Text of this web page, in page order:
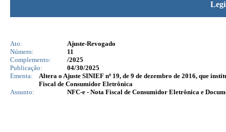
Ato:
Ajuste-Revogado
Número:
11
Complemento:
/2025
Publicação:
04/30/2025
Ementa:
Altera o Ajuste SINIEF nº 19, de 9 de dezembro de 2016, que
Fiscal de Consumidor Eletrônica
Assunto:
NFC-e - Nota Fiscal de Consumidor Eletrônica e